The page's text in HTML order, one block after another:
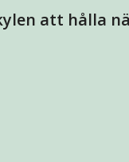
att hålla